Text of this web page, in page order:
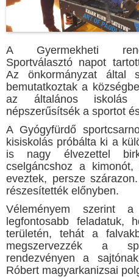
A Gyermekheti
Sportválasztó napot
Az önkormányzat által
bemutatkoztak a
az általános
népszerűsítsék a sportot
A Gyógyfürdő
kisiskolás próbálta ki a
is nagy élvezettel
cselgáncshoz a
eveztek, persze
részesítették előnyben.
Véleményem szerint
legfontosabb feladatuk,
területén, tehát a
megszervezzék a
rendezvényen a
Róbert magyarkanizsai